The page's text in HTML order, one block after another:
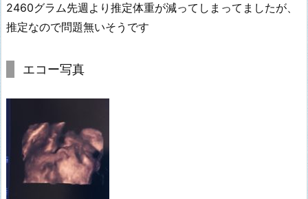
2460グラム先週より推定体重が減ってしまってましたが、
推定なので問題無いそうです
エコー写真